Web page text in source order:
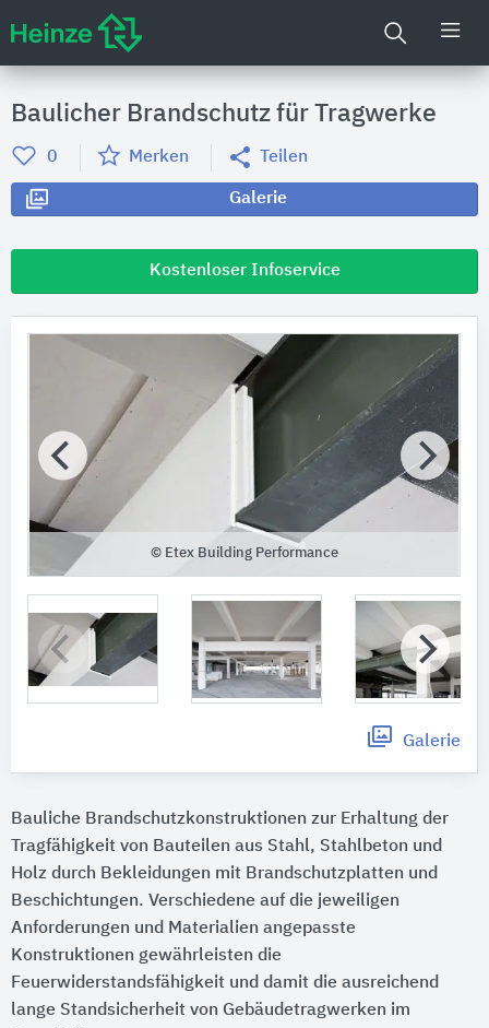
Baulicher Brandschutz für Tragwerke
0 Merken Teilen
Galerie
Kostenloser Infoservice
© Etex Building Performance
Galerie
Bauliche Brandschutzkonstruktionen zur Erhaltung der
Tragfähigkeit von Bauteilen aus Stahl, Stahlbeton und
Holz durch Bekleidungen mit Brandschutzplatten und
Beschichtungen. Verschiedene auf die jeweiligen
Anforderungen und Materialien angepasste
Konstruktionen gewährleisten die
Feuerwiderstandsfähigkeit und damit die ausreichend
lange Standsicherheit von Gebäudetragwerken im